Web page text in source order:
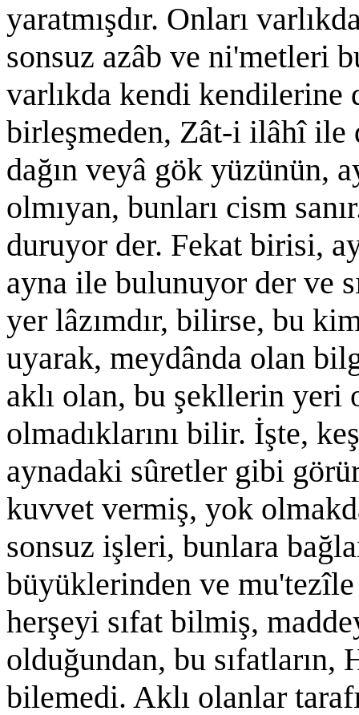
yaratmışdır. Onları
sonsuz azâb ve ni'metleri
varlıkda kendi
birleşmeden, Zât-i ilâhî ile
dağın veyâ gök yüzünün,
olmıyan, bunları cism
duruyor der. Fekat birisi,
ayna ile bulunuyor der ve
yer lâzımdır, bilirse, bu
uyarak, meydânda olan
aklı olan, bu şekllerin yeri
olmadıklarını bilir. İşte,
aynadaki sûretler gibi
kuvvet vermiş, yok
sonsuz işleri, bunlara
büyüklerinden ve
herşeyi sıfat bilmiş,
olduğundan, bu sıfatların,
bilemedi. Aklı olanlar